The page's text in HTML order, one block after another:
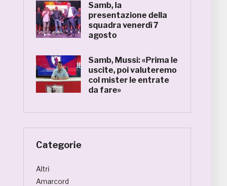
Samb, la
presentazione della
squadra venerdì 7
agosto
Samb, Mussi: «Prima le
uscite, poi valuteremo
col mister le entrate
da fare»
Categorie
Altri
Amarcord